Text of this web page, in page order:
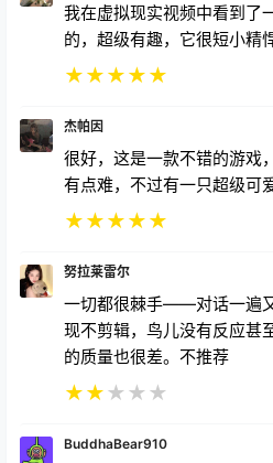
我在虚拟现实视频中看到了
的，超级有趣，它很短小精
★★★★★
杰帕因
很好，这是一款不错的游戏
有点难，不过有一只超级可
★★★★★
努拉莱雷尔
一切都很棘手——对话一遍
现不剪辑，鸟儿没有反应甚
的质量也很差。不推荐
★★★ ★ ★
BuddhaBear910